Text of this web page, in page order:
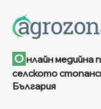
О нлайн медийна
селското
България